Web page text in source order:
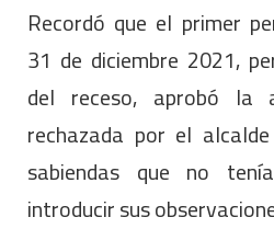
Recordó que el primer
31 de diciembre 2021,
del receso, aprobó la
rechazada por el
sabiendas que no
introducir sus